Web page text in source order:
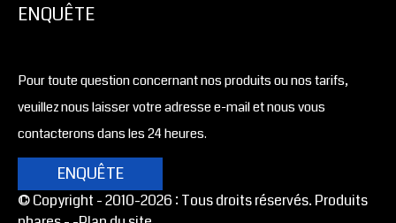
ENQUÊTE
Pour toute question concernant nos produits ou nos tarifs,
veuillez nous laisser votre adresse e-mail et nous vous
contacterons dans les 24 heures.
ENQUÊTE
© Copyright - 2010-2026 : Tous droits réservés. Produits